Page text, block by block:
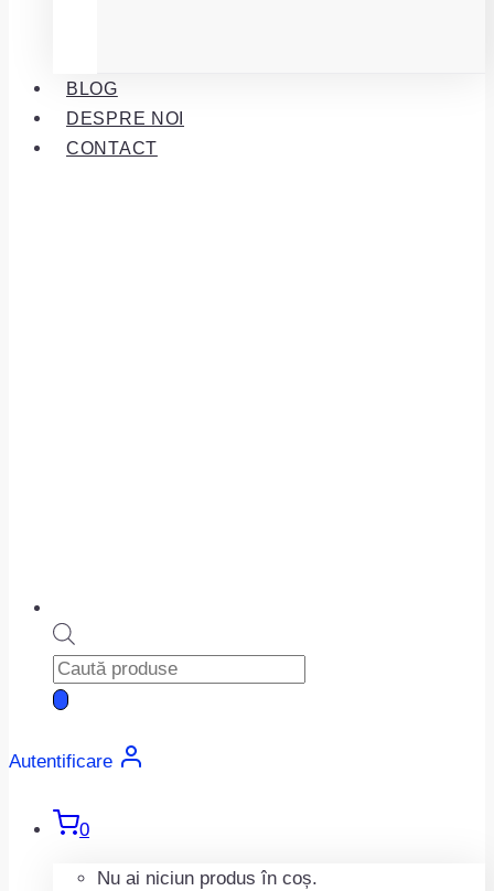
BLOG
DESPRE NOI
CONTACT
Products
search
Autentificare
0
Nu ai niciun produs în coș.